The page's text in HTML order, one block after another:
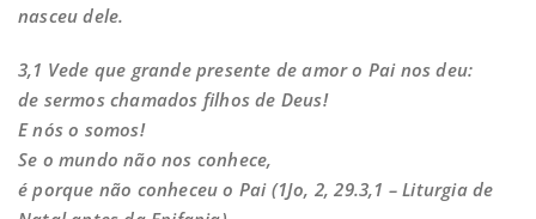
nasceu dele.
3,1 Vede que grande presente de amor o Pai nos deu:
de sermos chamados filhos de Deus!
E nós o somos!
Se o mundo não nos conhece,
é porque não conheceu o Pai (1Jo, 2, 29.3,1 – Liturgia de